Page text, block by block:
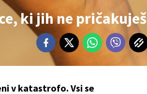
ki jih ne pričakuješ
v katastrofo. Vsi se